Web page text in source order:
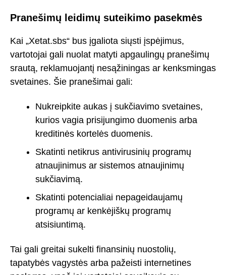
Pranešimų leidimų suteikimo pasekmės
Kai „Xetat.sbs“ bus įgaliota siųsti įspėjimus,
vartotojai gali nuolat matyti apgaulingų pranešimų
srautą, reklamuojantį nesąžiningas ar kenksmingas
svetaines. Šie pranešimai gali:
Nukreipkite aukas į sukčiavimo svetaines,
kurios vagia prisijungimo duomenis arba
kreditinės kortelės duomenis.
Skatinti netikrus antivirusinių programų
atnaujinimus ar sistemos atnaujinimų
sukčiavimą.
Skatinti potencialiai nepageidaujamų
programų ar kenkėjiškų programų
atsisiuntimą.
Tai gali greitai sukelti finansinių nuostolių,
tapatybės vagystės arba pažeisti internetines